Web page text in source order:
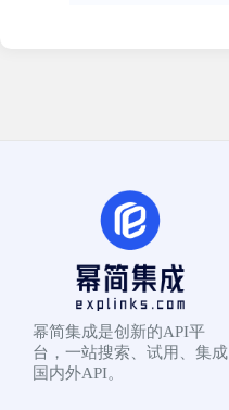
幂简集成是创新的API平
台，一站搜索、试用、集成
国内外API。